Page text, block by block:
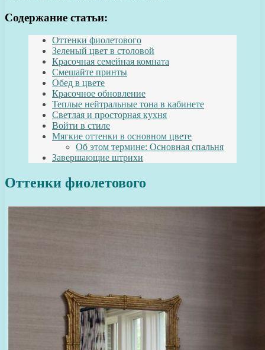
Содержание статьи:
Оттенки фиолетового
Зеленый цвет в столовой
Красочная семейная комната
Смешайте принты
Обед в цвете
Красочное обновление
Теплые нейтральные тона в кабинете
Светлая и просторная кухня
Войти в стиле
Мягкие оттенки в основном цвете
Об этом термине: Основная спальня
Завершающие штрихи
Оттенки фиолетового